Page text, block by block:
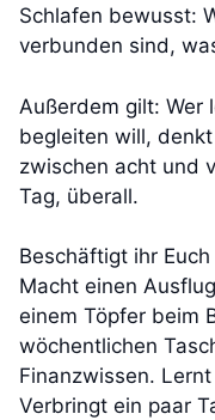
Schlafen bewusst:
verbunden sind,
Außerdem gilt: Wer
begleiten will,
zwischen acht und
Tag, überall.
Beschäftigt ihr
Macht einen
einem Töpfer beim
wöchentlichen
Finanzwissen.
Verbringt ein paar